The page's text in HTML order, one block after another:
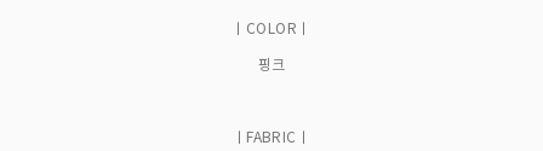
ㅣCOLORㅣ
핑크
ㅣFABRICㅣ